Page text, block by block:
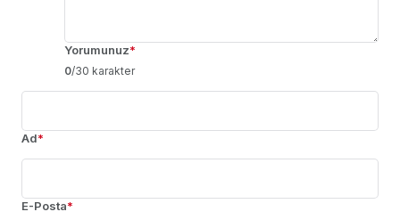
Yorumunuz*
0/30 karakter
Ad*
E-Posta*